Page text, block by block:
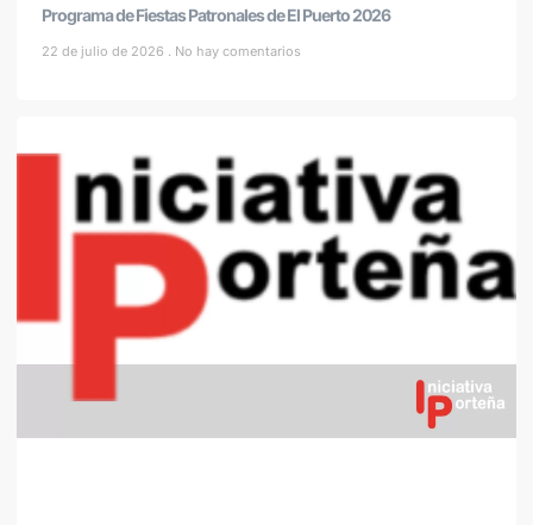
Programa de Fiestas Patronales de El Puerto 2026
22 de julio de 2026 No hay comentarios